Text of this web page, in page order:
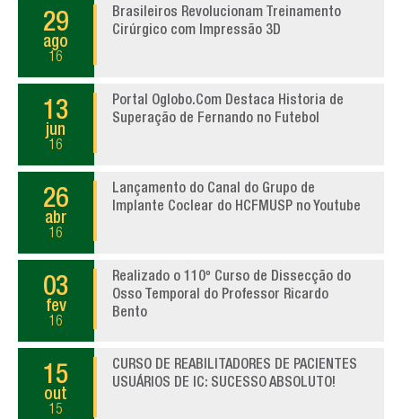
29
ago
16
Brasileiros Revolucionam Treinamento
Cirúrgico com Impressão 3D
13
jun
16
Portal Oglobo.Com Destaca Historia de
Superação de Fernando no Futebol
26
abr
16
Lançamento do Canal do Grupo de
Implante Coclear do HCFMUSP no Youtube
03
fev
16
Realizado o 110º Curso de Dissecção do
Osso Temporal do Professor Ricardo
Bento
15
out
15
CURSO DE REABILITADORES DE PACIENTES
USUÁRIOS DE IC: SUCESSO ABSOLUTO!